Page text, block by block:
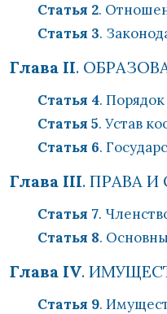
Статья 2.
Статья 3.
Глава II.
Статья 4.
Статья 5. Устав
Статья 6.
Глава III. ПРАВА
Статья 7.
Статья 8.
Глава IV.
Статья 9.